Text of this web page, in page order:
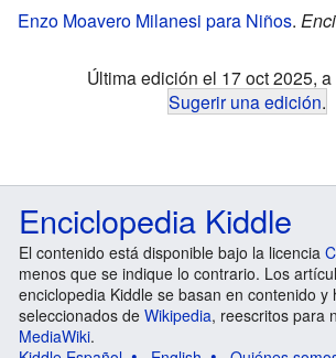
Enzo Moavero Milanesi para Niños.
Última edición el 17 oct 2025,
Sugerir una edición.
Enciclopedia Kiddle
El contenido está disponible bajo la licencia
menos que se indique lo contrario. Los
enciclopedia Kiddle se basan en contenido y
seleccionados de Wikipedia, reescritos para
MediaWiki.